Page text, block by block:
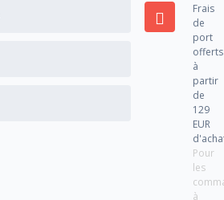
Frais
de
port
offerts
à
partir
de
129
EUR
Pour
les
à